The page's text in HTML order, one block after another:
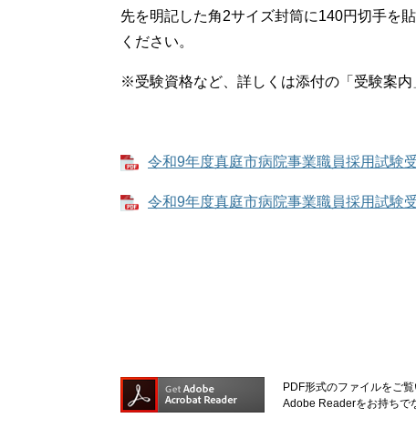
先を明記した角2サイズ封筒に140円切手を
ください。
※受験資格など、詳しくは添付の「受験案内
令和9年度真庭市病院事業職員採用試験
令和9年度真庭市病院事業職員採用試験
PDF形式のファイルをご
Adobe Readerをお持ちで